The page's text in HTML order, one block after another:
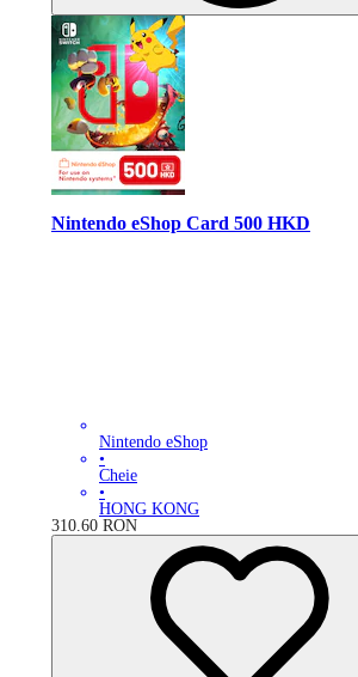
Nintendo eShop Card 500 HKD
Nintendo eShop
•
Cheie
•
HONG KONG
310.60 RON